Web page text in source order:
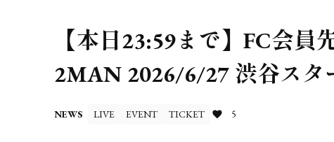
【本日23:59まで】FC会
2MAN 2026/6/27 渋谷スタ
NEWS LIVE EVENT TICKET 5